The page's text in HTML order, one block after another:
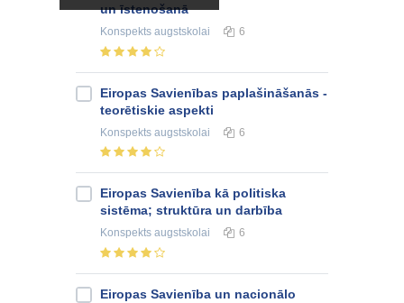
un īstenošanā
Konspekts augstskolai 6
Eiropas Savienības paplašināšanās -
teorētiskie aspekti
Konspekts augstskolai 6
Eiropas Savienība kā politiska
sistēma; struktūra un darbība
Konspekts augstskolai 6
Eiropas Savienība un nacionālo